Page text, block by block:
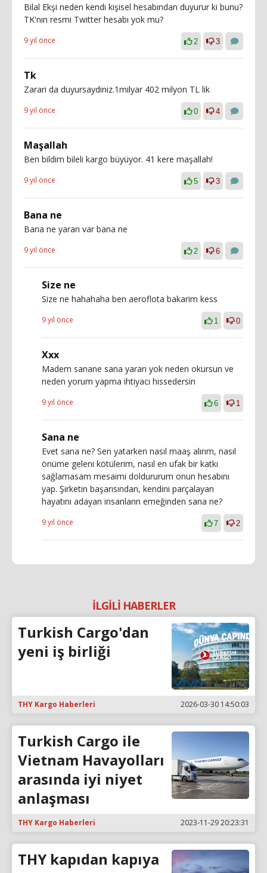
Bilal Ekşi neden kendi kişisel hesabından duyurur ki bunu?
TK'nın resmi Twitter hesabı yok mu?
9 yıl önce 2 3
Tk
Zarari da duyursaydiniz.1milyar 402 milyon TL lik
9 yıl önce 0 4
Maşallah
Ben bildim bileli kargo büyüyor. 41 kere maşallah!
9 yıl önce 5 3
Bana ne
Bana ne yararı var bana ne
9 yıl önce 2 6
Size ne
Size ne hahahaha ben aeroflota bakarim kess
9 yıl önce 1 0
Xxx
Madem sanane sana yararı yok neden okursun ve
neden yorum yapma ihtiyacı hissedersin
9 yıl önce 6 1
Sana ne
Evet sana ne? Sen yatarken nasıl maaş alırım, nasıl
önüme geleni kötülerim, nasıl en ufak bir katkı
sağlamasam mesaimi doldururum onun hesabını
yap. Şirketin başarısından, kendini parçalayan
hayatını adayan insanların emeğinden sana ne?
9 yıl önce 7 2
İLGİLİ HABERLER
Turkish Cargo'dan
yeni iş birliği
THY Kargo Haberleri 2026-03-30 14:50:03
Turkish Cargo ile
Vietnam Havayolları
arasında iyi niyet
anlaşması
THY Kargo Haberleri 2023-11-29 20:23:31
THY kapıdan kapıya